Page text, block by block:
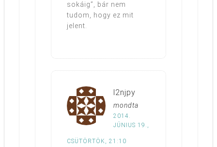
sokáig”, bár nem
tudom, hogy ez mit
jelent.
l2njpy
mondta
2014.
JÚNIUS 19.,
CSÜTÖRTÖK, 21:10